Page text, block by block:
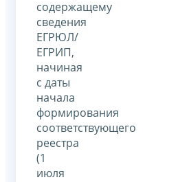
содержащему
сведения
ЕГРЮЛ/
ЕГРИП,
начиная
с даты
начала
формирования
соответствующего
реестра
(1
июля